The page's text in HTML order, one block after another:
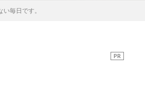
い毎日です。
PR